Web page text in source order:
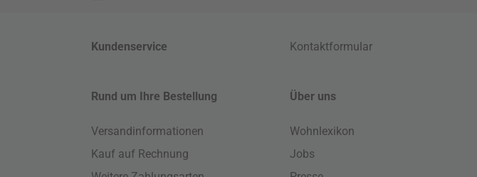
Kundenservice Kontaktformular
Rund um Ihre Bestellung
Versandinformationen
Kauf auf Rechnung
Über uns
Wohnlexikon
Jobs